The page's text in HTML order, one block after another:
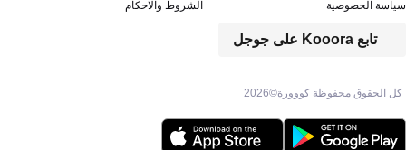
كل الحقوق محفوظة كووورة©2026
تابع Kooora على جوجل
سياسة الخصوصية
الشروط والاحكام